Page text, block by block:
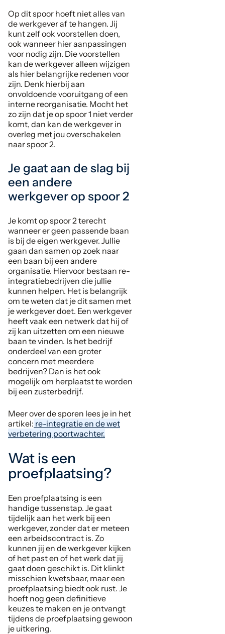
Op dit spoor hoeft niet alles van
de werkgever af te hangen. Jij
kunt zelf ook voorstellen doen,
ook wanneer hier aanpassingen
voor nodig zijn. Die voorstellen
kan de werkgever alleen wijzigen
als hier belangrijke redenen voor
zijn. Denk hierbij aan
onvoldoende vooruitgang of een
interne reorganisatie. Mocht het
zo zijn dat je op spoor 1 niet verder
komt, dan kan de werkgever in
overleg met jou overschakelen
naar spoor 2.
Je gaat aan de slag bij
een andere
werkgever op spoor 2
Je komt op spoor 2 terecht
wanneer er geen passende baan
is bij de eigen werkgever. Jullie
gaan dan samen op zoek naar
een baan bij een andere
organisatie. Hiervoor bestaan re-
integratiebedrijven die jullie
kunnen helpen. Het is belangrijk
om te weten dat je dit samen met
je werkgever doet. Een werkgever
heeft vaak een netwerk dat hij of
zij kan uitzetten om een nieuwe
baan te vinden. Is het bedrijf
onderdeel van een groter
concern met meerdere
bedrijven? Dan is het ook
mogelijk om herplaatst te worden
bij een zusterbedrijf.
Meer over de sporen lees je in het
artikel: re-integratie en de wet
verbetering poortwachter.
Wat is een
proefplaatsing?
Een proefplaatsing is een
handige tussenstap. Je gaat
tijdelijk aan het werk bij een
werkgever, zonder dat er meteen
een arbeidscontract is. Zo
kunnen jij en de werkgever kijken
of het past en of het werk dat jij
gaat doen geschikt is. Dit klinkt
misschien kwetsbaar, maar een
proefplaatsing biedt ook rust. Je
hoeft nog geen definitieve
keuzes te maken en je ontvangt
tijdens de proefplaatsing gewoon
je uitkering.